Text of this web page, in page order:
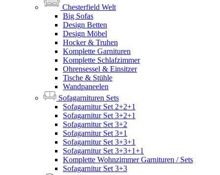
Chesterfield Welt
Big Sofas
Design Betten
Design Möbel
Hocker & Truhen
Komplette Garnituren
Komplette Schlafzimmer
Ohrensessel & Einsitzer
Tische & Stühle
Wandpaneelen
Sofagarnituren Sets
Sofagarnitur Set 2+2+1
Sofagarnitur Set 3+2+1
Sofagarnitur Set 3+2
Sofagarnitur Set 3+1
Sofagarnitur Set 3+3+1
Sofagarnitur Set 3+3+1+1
Komplette Wohnzimmer Garnituren / Sets
Sofagarnitur Set 3+3